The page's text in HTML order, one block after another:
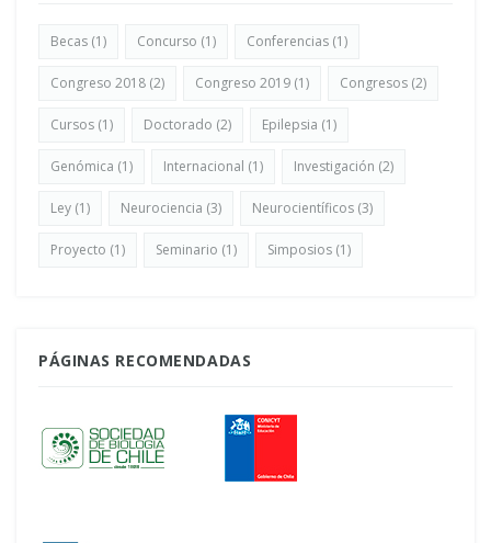
Becas (1) Concurso (1) Conferencias (1)
Congreso 2018 (2) Congreso 2019 (1) Congresos (2)
Cursos (1) Doctorado (2) Epilepsia (1)
Genómica (1) Internacional (1) Investigación (2)
Ley (1) Neurociencia (3) Neurocientíficos (3)
Proyecto (1) Seminario (1) Simposios (1)
PÁGINAS RECOMENDADAS